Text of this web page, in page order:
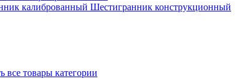
калиброванный Шестигранник конструкционный
все товары категории